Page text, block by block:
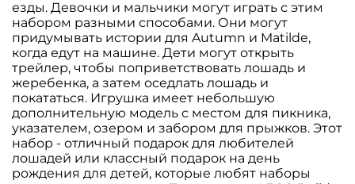
езды. Девочки и мальчики могут играть с этим
набором разными способами. Они могут
придумывать истории для Autumn и Matilde,
когда едут на машине. Дети могут открыть
трейлер, чтобы поприветствовать лошадь и
жеребенка, а затем оседлать лошадь и
покататься. Игрушка имеет небольшую
дополнительную модель с местом для пикника,
указателем, озером и забором для прыжков. Этот
набор - отличный подарок для любителей
лошадей или классный подарок на день
рождения для детей, которые любят наборы